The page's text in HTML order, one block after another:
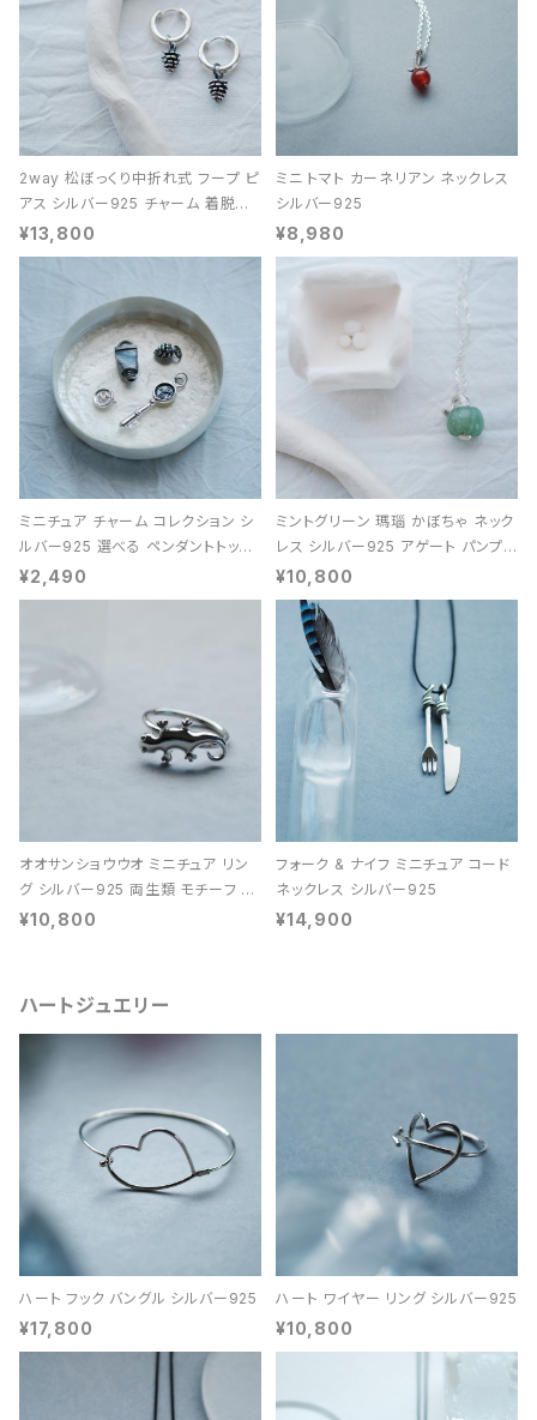
2way 松ぼっくり中折れ式 フープ ピ
アス シルバー925 チャーム 着脱可
能 レディース ユニセックス
¥13,800
ミニ トマト カーネリアン ネックレス
シルバー925
¥8,980
ミニチュア チャーム コレクション シ
ルバー925 選べる ペンダントトップ
レディース ユニセックス
¥2,490
ミントグリーン 瑪瑙 かぼちゃ ネック
レス シルバー925 アゲート パンプキ
ン 天然石 レディース
¥10,800
オオサンショウウオ ミニチュア リン
グ シルバー925 両生類 モチーフ レ
ディース ユニセックス
¥10,800
フォーク & ナイフ ミニチュア コード
ネックレス シルバー925
¥14,900
ハートジュエリー
ハート フック バングル シルバー925
¥17,800
ハート ワイヤー リング シルバー925
¥10,800